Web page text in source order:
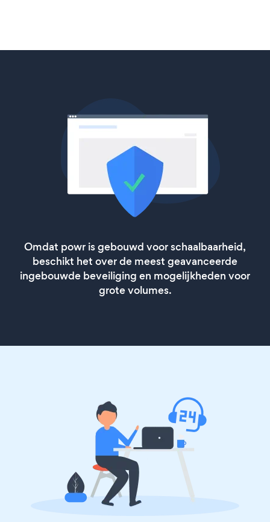
Omdat powr is gebouwd voor schaalbaarheid,
beschikt het over de meest geavanceerde
ingebouwde beveiliging en mogelijkheden voor
grote volumes.